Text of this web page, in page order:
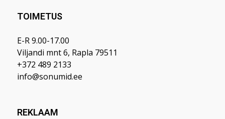
TOIMETUS
E-R 9.00-17.00
Viljandi mnt 6, Rapla 79511
+372 489 2133
info@sonumid.ee
REKLAAM